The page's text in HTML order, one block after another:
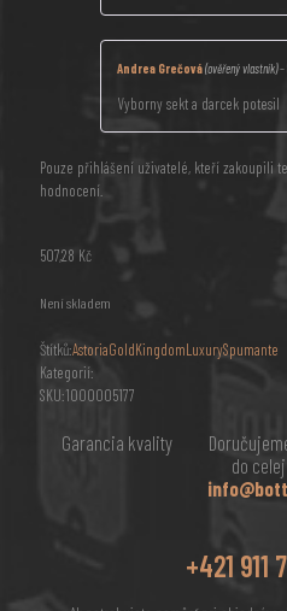
Andrea Grečová(ověřený vlastník)–
Vyborny sekt a darcek potesil
Pouze přihlášení uživatelé, kteří zakoupili
hodnocení.
507,28 Kč
Není skladem
Štítků:AstoriaGoldKingdomLuxurySpumante
Kategorií:
SKU:1000005177
Garancia kvality
do celej
+421 911